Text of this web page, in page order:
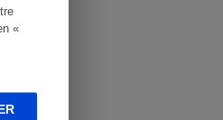
«